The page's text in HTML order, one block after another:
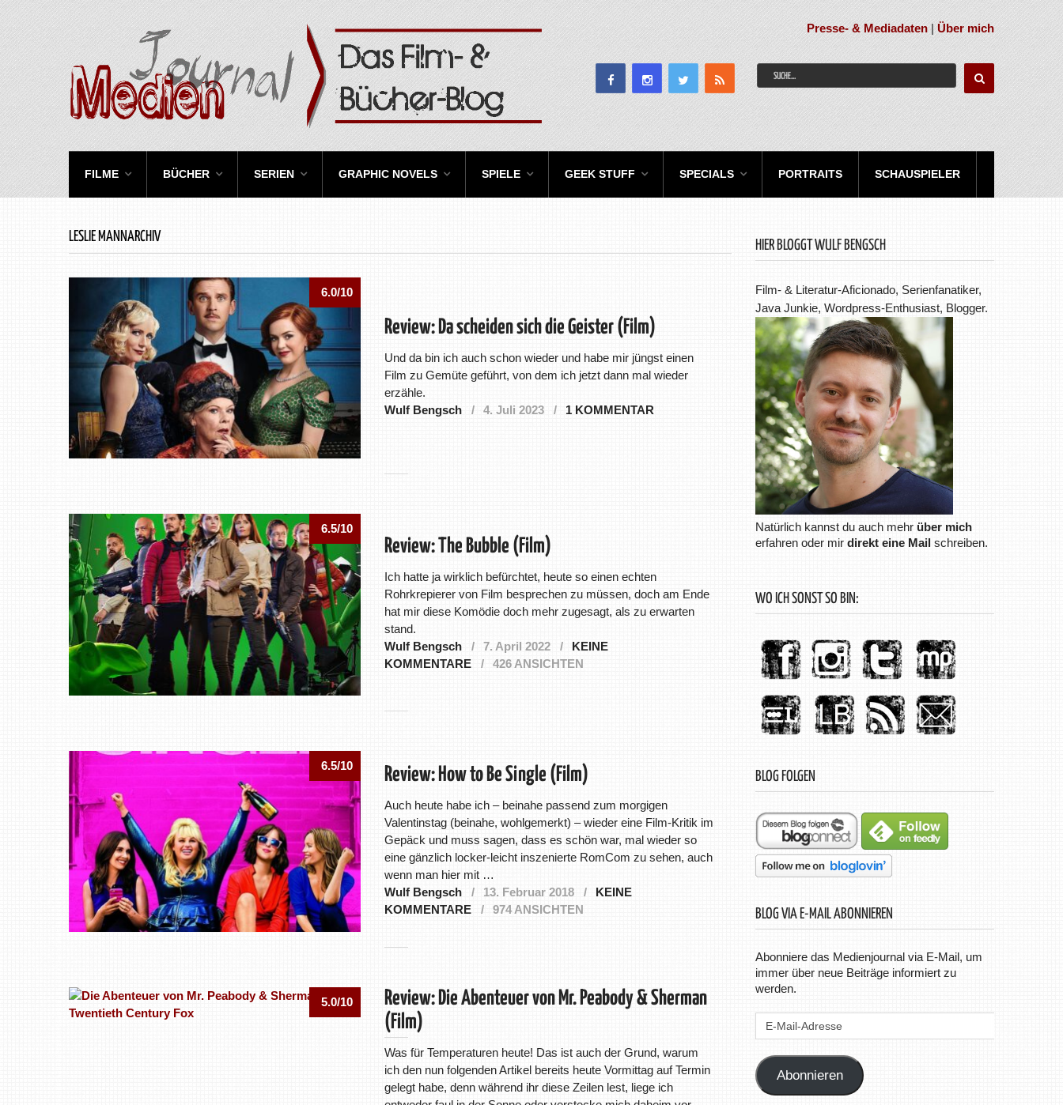
Presse- & Mediadaten |Über mich
FILME BÜCHER SERIEN GRAPHIC NOVELS SPIELE GEEK STUFF SPECIALS PORTRAITS SCHAUSPIELER
LESLIE MANNARCHIV
6.0/10
Review: Da scheiden sich die Geister (Film)
Und da bin ich auch schon wieder und habe mir jüngst einen
Film zu Gemüte geführt, von dem ich jetzt dann mal wieder
erzähle.
Wulf Bengsch
4. Juli 2023 1 KOMMENTAR
6.5/10
Review: The Bubble (Film)
Ich hatte ja wirklich befürchtet, heute so einen echten
Rohrkrepierer von Film besprechen zu müssen, doch am Ende
hat mir diese Komödie doch mehr zugesagt, als zu erwarten
stand.
Wulf Bengsch
7. April 2022
KEINE
KOMMENTARE
426 ANSICHTEN
6.5/10 Review: How to Be Single (Film)
Auch heute habe ich – beinahe passend zum morgigen
Valentinstag (beinahe, wohlgemerkt) – wieder eine Film-Kritik im
Gepäck und muss sagen, dass es schön war, mal wieder so
eine gänzlich locker-leicht inszenierte RomCom zu sehen, auch
wenn man hier mit …
Wulf Bengsch
13. Februar 2018
KEINE
KOMMENTARE
974 ANSICHTEN
5.0/10
Review: Die Abenteuer von Mr. Peabody & Sherman
(Film)
Was für Temperaturen heute! Das ist auch der Grund, warum
ich den nun folgenden Artikel bereits heute Vormittag auf Termin
gelegt habe, denn während ihr diese Zeilen lest, liege ich
HIER BLOGGT WULF BENGSCH
Film- & Literatur-Aficionado, Serienfanatiker,
Java Junkie, Wordpress-Enthusiast, Blogger.
Natürlich kannst du auch mehr über mich
erfahren oder mirdirekt eine Mail schreiben.
WO ICH SONST SO BIN:
BLOG FOLGEN
BLOG VIA E-MAIL ABONNIEREN
Abonniere das Medienjournal via E-Mail, um
immer über neue Beiträge informiert zu
werden.
E-
Abonnieren